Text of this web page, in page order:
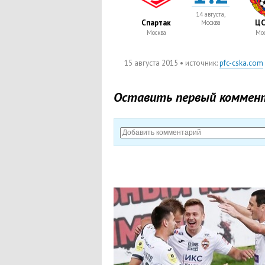
Спартак
Москва
14 августа,
Москва
15 августа 2015 • источник:pfc-cska.com
Оставить первый